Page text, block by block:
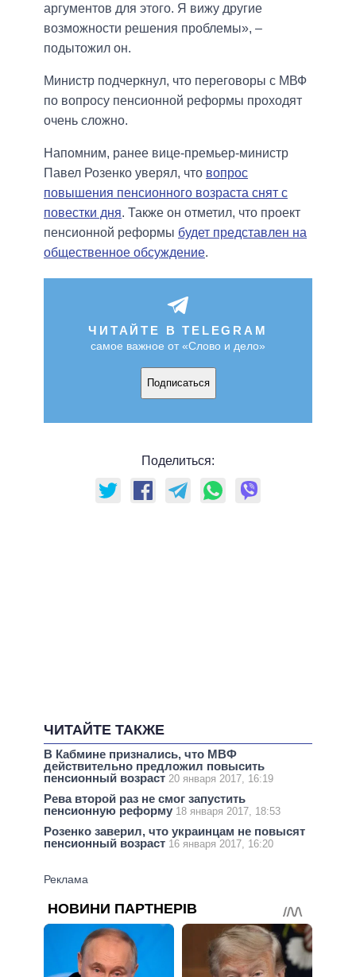
аргументов для этого. Я вижу другие
возможности решения проблемы», –
подытожил он.
Министр подчеркнул, что переговоры с МВФ
по вопросу пенсионной реформы проходят
очень сложно.
Напомним, ранее вице-премьер-министр
Павел Розенко уверял, что вопрос
повышения пенсионного возраста снят с
повестки дня. Также он отметил, что проект
пенсионной реформы будет представлен на
общественное обсуждение.
ЧИТАЙТЕ В TELEGRAM
самое важное от «Слово и дело»
Подписаться
Поделиться:
ЧИТАЙТЕ ТАКЖЕ
В Кабмине признались, что МВФ
действительно предложил повысить
пенсионный возраст 20 января 2017, 16:19
Рева второй раз не смог запустить
пенсионную реформу 18 января 2017, 18:53
Розенко заверил, что украинцам не повысят
пенсионный возраст 16 января 2017, 16:20